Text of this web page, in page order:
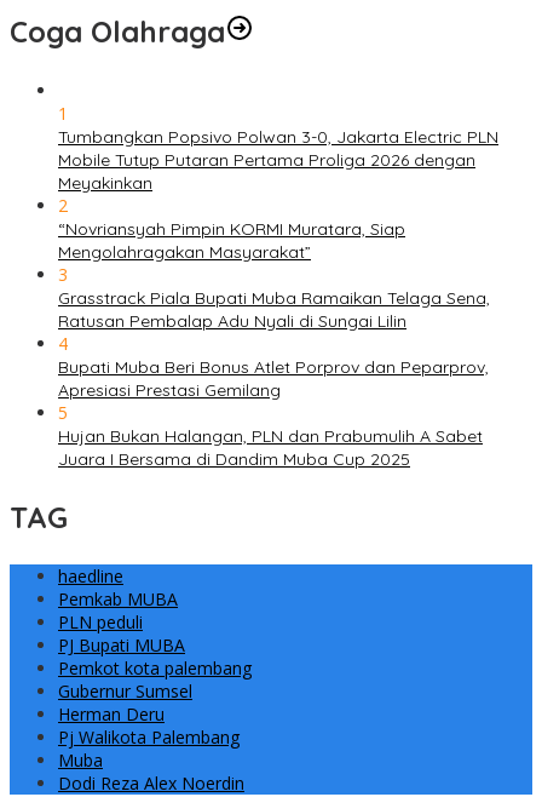
Coga Olahraga
1
Tumbangkan Popsivo Polwan 3-0, Jakarta Electric PLN
Mobile Tutup Putaran Pertama Proliga 2026 dengan
Meyakinkan
2
“Novriansyah Pimpin KORMI Muratara, Siap
Mengolahragakan Masyarakat”
3
Grasstrack Piala Bupati Muba Ramaikan Telaga Sena,
Ratusan Pembalap Adu Nyali di Sungai Lilin
4
Bupati Muba Beri Bonus Atlet Porprov dan Peparprov,
Apresiasi Prestasi Gemilang
5
Hujan Bukan Halangan, PLN dan Prabumulih A Sabet
Juara I Bersama di Dandim Muba Cup 2025
TAG
haedline
Pemkab MUBA
PLN peduli
PJ Bupati MUBA
Pemkot kota palembang
Gubernur Sumsel
Herman Deru
Pj Walikota Palembang
Muba
Dodi Reza Alex Noerdin